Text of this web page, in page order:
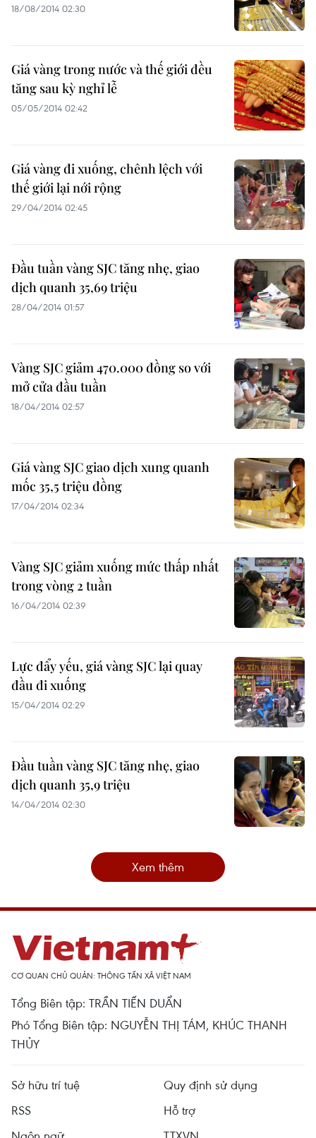
18/08/2014 02:30
Giá vàng trong nước và thế giới đều
tăng sau kỳ nghỉ lễ
05/05/2014 02:42
Giá vàng đi xuống, chênh lệch với
thế giới lại nới rộng
29/04/2014 02:45
Đầu tuần vàng SJC tăng nhẹ, giao
dịch quanh 35,69 triệu
28/04/2014 01:57
Vàng SJC giảm 470.000 đồng so với
mở cửa đầu tuần
18/04/2014 02:57
Giá vàng SJC giao dịch xung quanh
mốc 35,5 triệu đồng
17/04/2014 02:34
Vàng SJC giảm xuống mức thấp nhất
trong vòng 2 tuần
16/04/2014 02:39
Lực đẩy yếu, giá vàng SJC lại quay
đầu đi xuống
15/04/2014 02:29
Đầu tuần vàng SJC tăng nhẹ, giao
dịch quanh 35,9 triệu
14/04/2014 02:30
Xem thêm
CƠ QUAN CHỦ QUẢN: THÔNG TẤN XÃ VIỆT NAM
Tổng Biên tập: TRẦN TIẾN DUẨN
Phó Tổng Biên tập: NGUYỄN THỊ TÁM, KHÚC THANH
THỦY
Sở hữu trí tuệ
Quy định sử dụng
RSS
Hỗ trợ